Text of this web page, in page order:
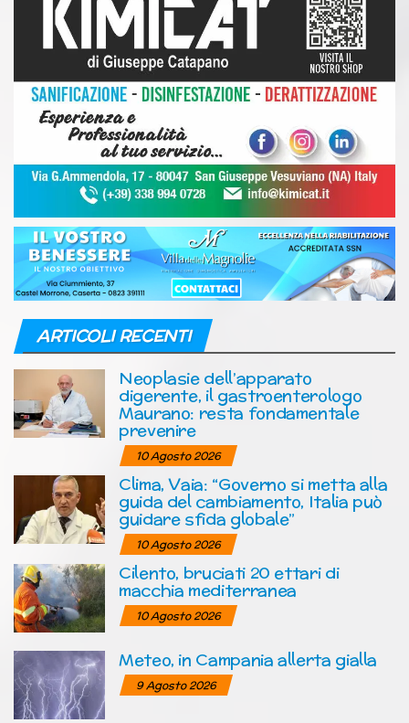
ARTICOLI RECENTI
Neoplasie dell’apparato
digerente, il gastroenterologo
Maurano: resta fondamentale
prevenire
10 Agosto 2026
Clima, Vaia: “Governo si metta alla
guida del cambiamento, Italia può
guidare sfida globale”
10 Agosto 2026
Cilento, bruciati 20 ettari di
macchia mediterranea
10 Agosto 2026
Meteo, in Campania allerta gialla
9 Agosto 2026